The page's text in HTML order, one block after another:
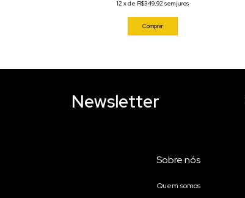
12 xde R$349,92 sem juros
Comprar
Newsletter
Sobre nós
Quem somos